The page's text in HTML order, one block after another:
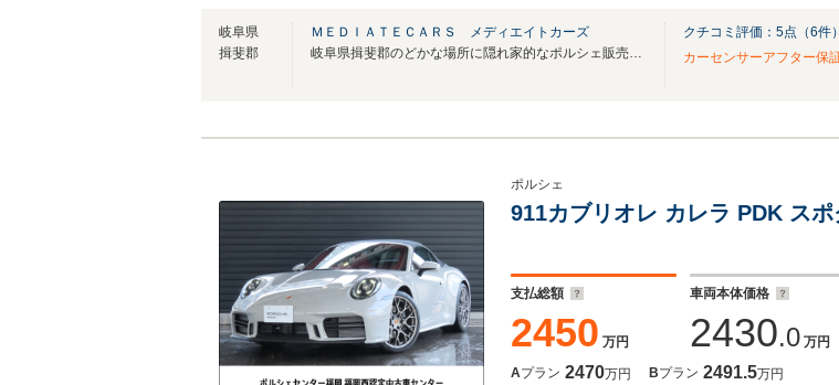
岐阜県
揖斐郡
ＭＥＤＩＡＴＥＣＡＲＳ メディエイトカーズ
岐阜県揖斐郡のどかな場所に隠れ家的なポルシェ販売専門店をオープン！
クチコミ評価： 5点（6件）
カーセンサーアフター保
ポルシェ
911カブリオレ カレラ PDK
支払総額
2450 万円
車両本体価格
2430.0 万円
Aプラン 2470万円 Bプラン 2491.5万円